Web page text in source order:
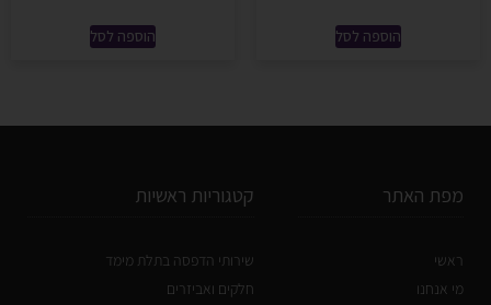
הוספה לסל הוספה לסל
מפת האתר
ראשי
מי אנחנו
קטגוריות ראשיות
שירותי הדפסה בתלת מימד
חלקים ואביזרים